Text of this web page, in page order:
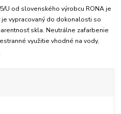
U od slovenského výrobcu RONA je
je vypracovaný do dokonalosti so
skla. Neutrálne zafarbenie
využitie vhodné na vody,